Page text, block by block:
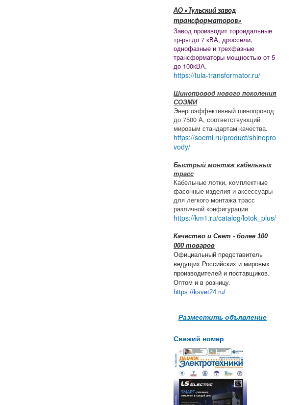
АО «Тульский завод
трансформаторов»
Завод производит тороидальные
тр-ры до 7 кВА, дроссели,
однофазные и трехфазные
трансформаторы мощностью от 5
до 100кВА.
https://tula-transformator.ru/
Шинопровод нового поколения
СОЭМИ
Энергоэффективный шинопровод
до 7500 А, соответствующий
мировым стандартам качества.
https://soemi.ru/product/shinopro
vody/
Быстрый монтаж кабельных
трасс
Кабельные лотки, комплектные
фасонные изделия и аксессуары
для легкого монтажа трасс
различной конфигурации
https://km1.ru/catalog/lotok_plus/
Качество и Свет - более 100
000 товаров
Официальный представитель
ведущих Российских и мировых
производителей и поставщиков.
Оптом и в розницу.
https://ksvet24.ru/
Разместить объявление
Свежий номер